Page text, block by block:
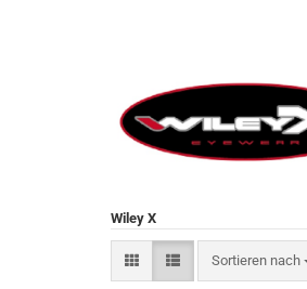
Wiley X
Sortieren nach
Sortieren nach